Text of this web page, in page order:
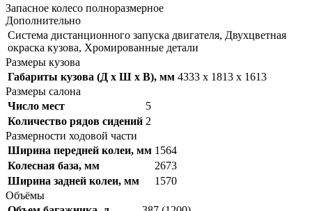
Запасное колесо полноразмерное
Дополнительно
Система дистанционного запуска двигателя, Двухцветная
окраска кузова, Хромированные детали
Размеры кузова
Габариты кузова (Д x Ш x В), мм 4333 x 1813 x 1613
Размеры салона
Число мест
5
Количество рядов сидений 2
Размерности ходовой части
Ширина передней колеи, мм 1564
Колесная база, мм
2673
Ширина задней колеи, мм
1570
Объёмы